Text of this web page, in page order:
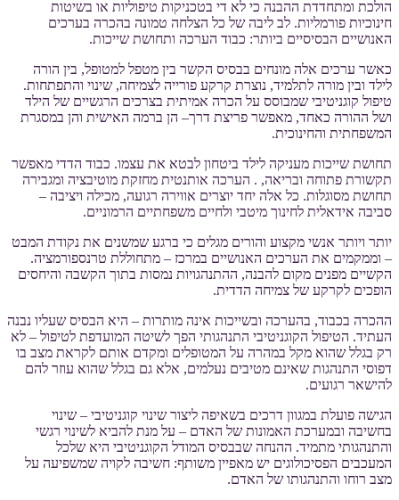
הולכת ומתחדדת ההבנה כי לא די בטכניקות טיפוליות או בשיטות
חינוכיות פורמליות. לב ליבה של כל הצלחה טמונה בהכרה בערכים
האנושיים הבסיסיים ביותר: כבוד הערכה ותחושת שייכות.
כאשר ערכים אלה מונחים בבסיס הקשר בין מטפל למטופל, בין הורה
לילד ובין מורה לתלמיד, נוצרת קרקע פורייה לצמיחה, שינוי והתפתחות.
טיפול קוגניטיבי שמבוסס על הכרה אמיתית בצרכים הרגשיים של הילד
ושל ההורה כאחד, מאפשר פריצת דרך– הן ברמה האישית והן במסגרת
המשפחתית והחינוכית.
תחושת שייכות מעניקה לילד ביטחון לבטא את עצמו. כבוד הדדי מאפשר
תקשורת פתוחה ובריאה, . הערכה אותנטית מחזקת מוטיבציה ומגבירה
תחושת מסוגלות. כל אלה יחד יוצרים אווירה רגועה, מכילה ויציבה –
סביבה אידאלית לחינוך מיטבי ולחיים משפחתיים הרמוניים.
יותר ויותר אנשי מקצוע והורים מגלים כי ברגע שמשנים את נקודת המבט
– וממקמים את הערכים האנושיים במרכז – מתחוללת טרנספורמציה.
הקשיים מפנים מקום להבנה, ההתנהגויות נמסות בתוך הקשבה והיחסים
הופכים לקרקע של צמיחה הדדית.
ההכרה בכבוד, בהערכה ובשייכות אינה מותרות – היא הבסיס שעליו נבנה
העתיד. הטיפול הקוגניטיבי התנהגותי הפך לשיטה המועדפת לטיפול – לא
רק בגלל שהוא מקל במהרה על המטופלים ומקדם אותם לקראת מצב בו
דפוסי התנהגות שאינם מטיבים נעלמים, אלא גם בגלל שהוא עוזר להם
להישאר רגועים.
הגישה פועלת במגוון דרכים בשאיפה ליצור שינוי קוגניטיבי – שינוי
בחשיבה ובמערכת האמונות של האדם – על מנת להביא לשינוי רגשי
והתנהגותי מתמיד. ההנחה שבבסיס המודל הקוגניטיבי היא שלכל
המעכבים הפסיכולוגים יש מאפיין משותף: חשיבה לקויה שמשפיעה על
מצב רוחו והתנהגותו של האדם.